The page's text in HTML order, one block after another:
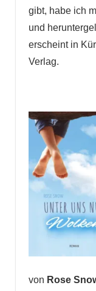
gibt, habe ich
und
erscheint in
Verlag.
von Rose